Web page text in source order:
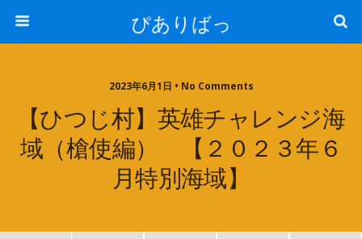
ぴありばっ
2023年6月1日 • No Comments
【ひつじ村】英雄チャレンジ海
域（槍使編） 【２０２３年６
月特別海域】